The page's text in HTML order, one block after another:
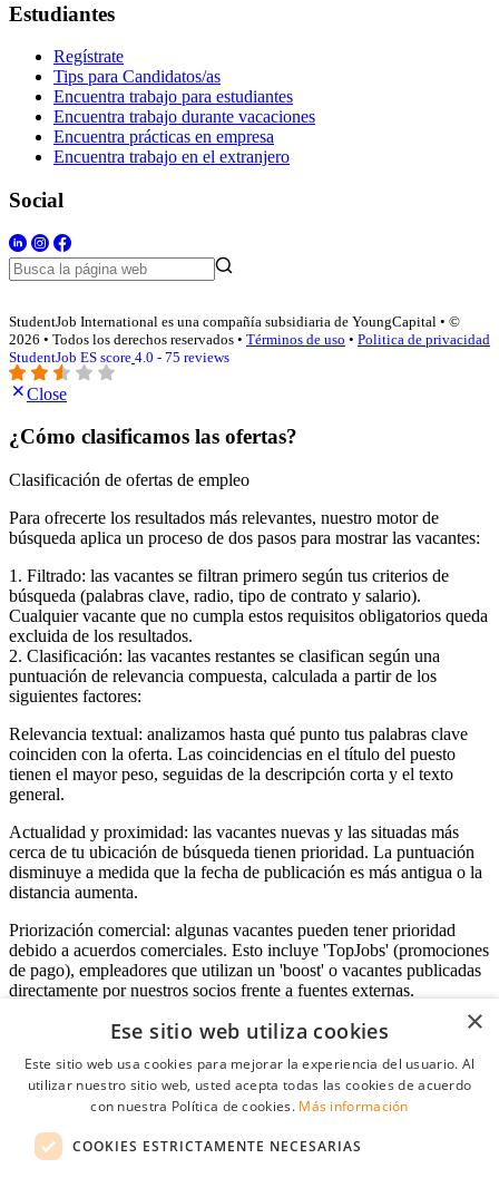
Estudiantes
Regístrate
Tips para Candidatos/as
Encuentra trabajo para estudiantes
Encuentra trabajo durante vacaciones
Encuentra prácticas en empresa
Encuentra trabajo en el extranjero
Social
StudentJob International es una compañía subsidiaria de YoungCapital • ©
2026 • Todos los derechos reservados • Términos de uso • Politica de privacidad
StudentJob ES score 4.0 - 75 reviews
Close
¿Cómo clasificamos las ofertas?
Clasificación de ofertas de empleo
Para ofrecerte los resultados más relevantes, nuestro motor de
búsqueda aplica un proceso de dos pasos para mostrar las vacantes:
1. Filtrado: las vacantes se filtran primero según tus criterios de
búsqueda (palabras clave, radio, tipo de contrato y salario).
Cualquier vacante que no cumpla estos requisitos obligatorios queda
excluida de los resultados.
2. Clasificación: las vacantes restantes se clasifican según una
puntuación de relevancia compuesta, calculada a partir de los
siguientes factores:
Relevancia textual: analizamos hasta qué punto tus palabras clave
coinciden con la oferta. Las coincidencias en el título del puesto
tienen el mayor peso, seguidas de la descripción corta y el texto
general.
Actualidad y proximidad: las vacantes nuevas y las situadas más
cerca de tu ubicación de búsqueda tienen prioridad. La puntuación
disminuye a medida que la fecha de publicación es más antigua o la
distancia aumenta.
Priorización comercial: algunas vacantes pueden tener prioridad
debido a acuerdos comerciales. Esto incluye 'TopJobs' (promociones
de pago), empleadores que utilizan un 'boost' o vacantes publicadas
directamente por nuestros socios frente a fuentes externas.
Acceso empresas
Contraseña
×
Ese sitio web utiliza cookies
Este sitio web usa cookies para mejorar la experiencia del usuario. Al
utilizar nuestro sitio web, usted acepta todas las cookies de acuerdo
con nuestra Política de cookies. Más información
COOKIES ESTRICTAMENTE NECESARIAS